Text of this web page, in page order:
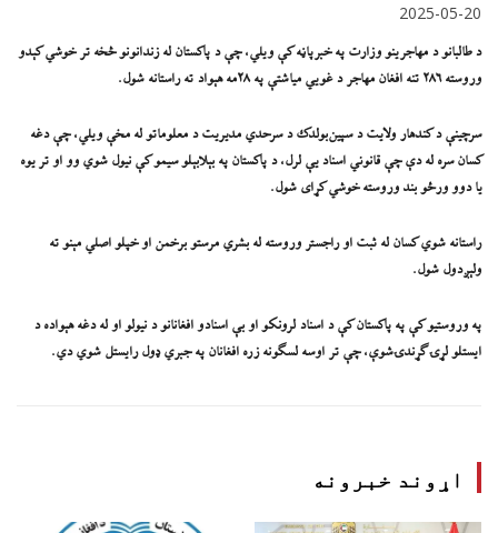
2025-05-20
د طالبانو د مهاجرينو وزارت په خبرپاڼه کې ويلي، چې د پاکستان له زندانونو څخه تر خوشي کېدو
وروسته ۲۸۶ تنه افغان مهاجر د غويي میاشتې په ۲۸مه هېواد ته راستانه شول.
سرچينې د کندهار ولایت د سپین‌بولدک د سرحدي مدیریت د معلوماتو له مخې ويلي، چې دغه
کسان سره له دې چې قانوني اسناد یې لرل، د پاکستان په بېلابېلو سیمو کې نیول شوي وو او تر یوه
یا دوو ورځو بند وروسته خوشي کړای شول.
راستانه شوي کسان له ثبت او راجستر وروسته له بشري مرستو برخمن او خپلو اصلي مېنو ته
ولېږدول شول.
په وروستيو کې په پاکستان کې د اسناد لرونکو او بې اسنادو افغانانو د نيولو او له دغه هېواده د
ايستلو لړۍ ګړندۍشوې، چې تر اوسه لسګونه زره افغانان په جبري ډول رايستل شوي دي.
اړوند خبرونه